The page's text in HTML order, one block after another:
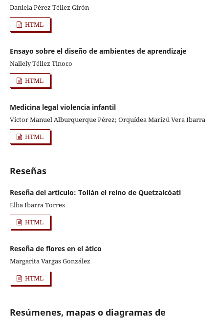
Daniela Pérez Téllez Girón
HTML
Ensayo sobre el diseño de ambientes de aprendizaje
Nallely Téllez Tinoco
HTML
Medicina legal violencia infantil
Víctor Manuel Alburquerque Pérez; Orquídea Marizú Vera Ibarra
HTML
Reseñas
Reseña del artículo: Tollán el reino de Quetzalcóatl
Elba Ibarra Torres
HTML
Reseña de flores en el ático
Margarita Vargas González
HTML
Resúmenes, mapas o diagramas de